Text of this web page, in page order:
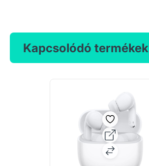
Kapcsolódó termékek